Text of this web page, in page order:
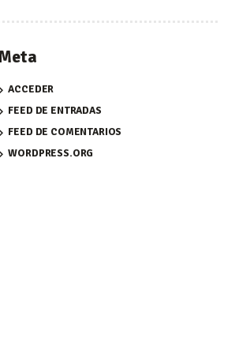
ACCEDER
FEED DE ENTRADAS
FEED DE COMENTARIOS
WORDPRESS.ORG